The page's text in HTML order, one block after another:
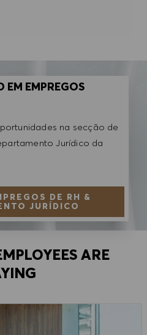
LinkedIndo Facebook
por e-mail
EM EMPREGOS
na secção de
Jurídico da
DE RH &
JURÍDICO
ARE